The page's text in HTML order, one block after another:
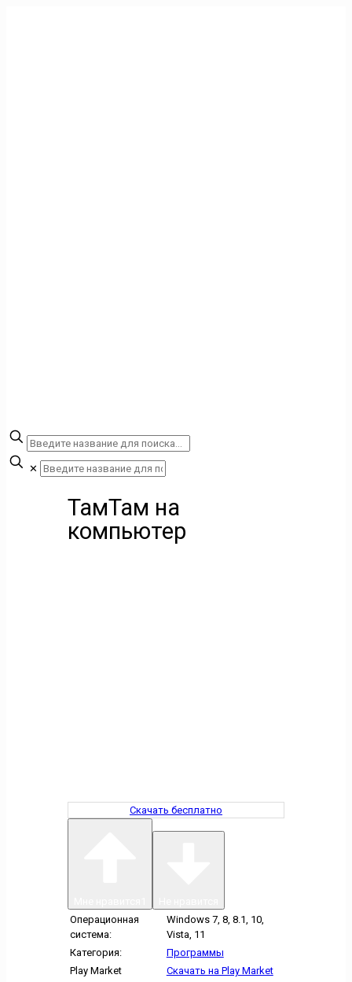
✕
ТамТам на
компьютер
Скачать бесплатно
Операционная
система:
Windows 7, 8, 8.1, 10,
Vista, 11
Категория:
Программы
Play Market
Скачать на Play Market